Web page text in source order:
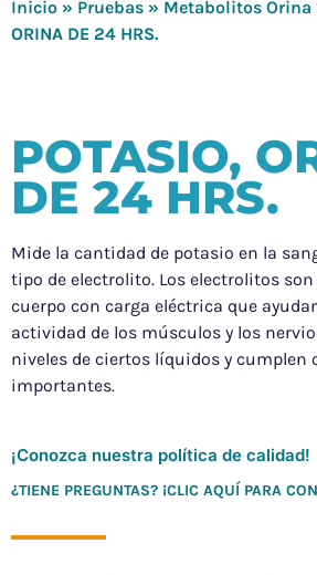
Inicio » Pruebas » Metabolitos Orina
ORINA DE 24 HRS.
POTASIO,
DE 24 HRS.
Mide la cantidad de potasio en la
tipo de electrolito. Los electrolitos
cuerpo con carga eléctrica que
actividad de los músculos y los
niveles de ciertos líquidos y cumplen
importantes.
¡Conozca nuestra política de calidad!
¿TIENE PREGUNTAS? ¡CLIC AQUÍ PARA